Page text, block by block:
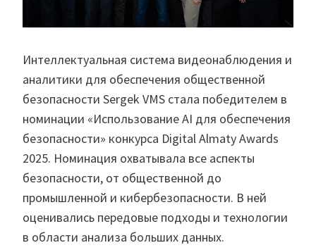
Интеллектуальная система видеонаблюдения и
аналитики для обеспечения общественной
безопасности Sergek VMS стала победителем в
номинации «Использование AI для обеспечения
безопасности» конкурса Digital Almaty Awards
2025. Номинация охватывала все аспекты
безопасности, от общественной до
промышленной и кибербезопасности. В ней
оценивались передовые подходы и технологии
в области анализа больших данных.